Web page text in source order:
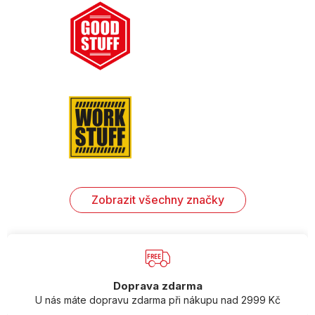
Zobrazit všechny značky
Doprava zdarma
U nás máte dopravu zdarma při nákupu nad 2999 Kč